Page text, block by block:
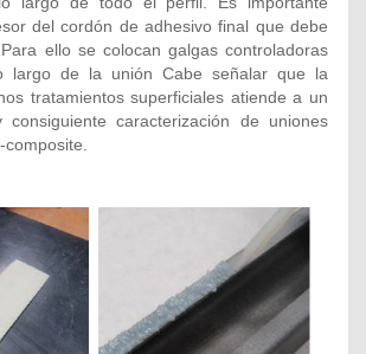
del cordón de adhesivo final que debe
ello se colocan galgas controladoras
largo de la unión Cabe señalar que la
tratamientos superficiales atiende a un
caracterización de uniones
composite.